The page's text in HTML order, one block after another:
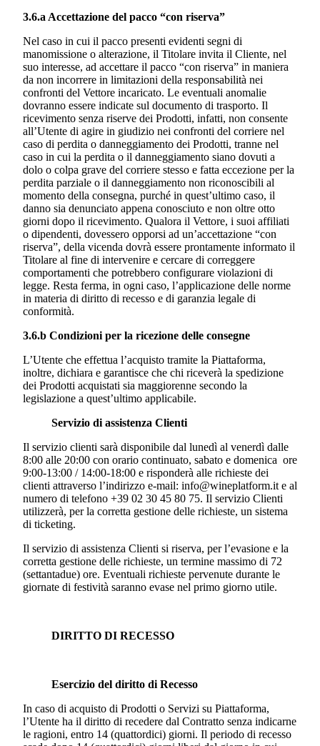
3.6.a Accettazione del pacco “con riserva”
Nel caso in cui il pacco presenti evidenti segni di
manomissione o alterazione, il Titolare invita il Cliente, nel
suo interesse, ad accettare il pacco “con riserva” in maniera
da non incorrere in limitazioni della responsabilità nei
confronti del Vettore incaricato. Le eventuali anomalie
dovranno essere indicate sul documento di trasporto. Il
ricevimento senza riserve dei Prodotti, infatti, non consente
all’Utente di agire in giudizio nei confronti del corriere nel
caso di perdita o danneggiamento dei Prodotti, tranne nel
caso in cui la perdita o il danneggiamento siano dovuti a
dolo o colpa grave del corriere stesso e fatta eccezione per la
perdita parziale o il danneggiamento non riconoscibili al
momento della consegna, purché in quest’ultimo caso, il
danno sia denunciato appena conosciuto e non oltre otto
giorni dopo il ricevimento. Qualora il Vettore, i suoi affiliati
o dipendenti, dovessero opporsi ad un’accettazione “con
riserva”, della vicenda dovrà essere prontamente informato il
Titolare al fine di intervenire e cercare di correggere
comportamenti che potrebbero configurare violazioni di
legge. Resta ferma, in ogni caso, l’applicazione delle norme
in materia di diritto di recesso e di garanzia legale di
conformità.
3.6.b Condizioni per la ricezione delle consegne
L’Utente che effettua l’acquisto tramite la Piattaforma,
inoltre, dichiara e garantisce che chi riceverà la spedizione
dei Prodotti acquistati sia maggiorenne secondo la
legislazione a quest’ultimo applicabile.
Servizio di assistenza Clienti
Il servizio clienti sarà disponibile dal lunedì al venerdì dalle
8:00 alle 20:00 con orario continuato, sabato e domenica ore
9:00-13:00 / 14:00-18:00 e risponderà alle richieste dei
clienti attraverso l’indirizzo e-mail: info@wineplatform.it e al
numero di telefono +39 02 30 45 80 75. Il servizio Clienti
utilizzerà, per la corretta gestione delle richieste, un sistema
di ticketing.
Il servizio di assistenza Clienti si riserva, per l’evasione e la
corretta gestione delle richieste, un termine massimo di 72
(settantadue) ore. Eventuali richieste pervenute durante le
giornate di festività saranno evase nel primo giorno utile.
DIRITTO DI RECESSO
Esercizio del diritto di Recesso
In caso di acquisto di Prodotti o Servizi su Piattaforma,
l’Utente ha il diritto di recedere dal Contratto senza indicarne
le ragioni, entro 14 (quattordici) giorni. Il periodo di recesso